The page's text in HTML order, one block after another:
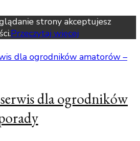
strony akceptujesz
Przeczytaj więcej
dla ogrodników